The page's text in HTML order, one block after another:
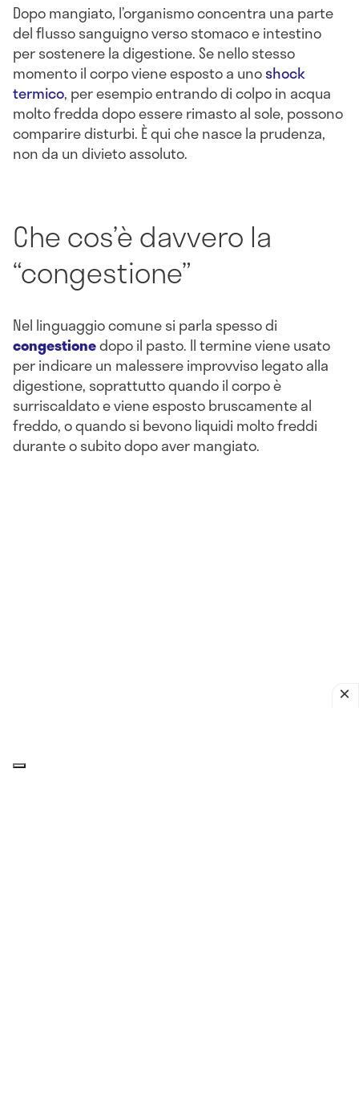
Dopo mangiato, l’organismo concentra una parte
del flusso sanguigno verso stomaco e intestino
per sostenere la digestione. Se nello stesso
momento il corpo viene esposto a unoshock
termico, per esempio entrando di colpo in acqua
molto fredda dopo essere rimasto al sole, possono
comparire disturbi. È qui che nasce la prudenza,
non da un divieto assoluto.
Che cos’è davvero la
“congestione”
Nel linguaggio comune si parla spesso di
congestionedopo il pasto. Il termine viene usato
per indicare un malessere improvviso legato alla
digestione, soprattutto quando il corpo è
surriscaldato e viene esposto bruscamente al
freddo, o quando si bevono liquidi molto freddi
durante o subito dopo aver mangiato.